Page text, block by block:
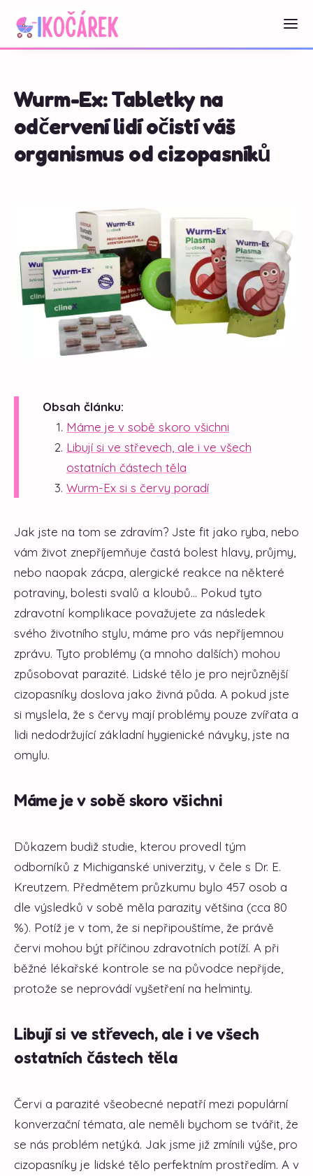
Wurm-Ex: Tabletky na
odčervení lidí očistí váš
organismus od cizopasníků
Obsah článku:
Máme je v sobě skoro všichni
Libují si ve střevech, ale i ve všech
ostatních částech těla
Wurm-Ex si s červy poradí
Jak jste na tom se zdravím? Jste fit jako ryba, nebo
vám život znepříjemňuje častá bolest hlavy, průjmy,
nebo naopak zácpa, alergické reakce na některé
potraviny, bolesti svalů a kloubů... Pokud tyto
zdravotní komplikace považujete za následek
svého životního stylu, máme pro vás nepříjemnou
zprávu. Tyto problémy (a mnoho dalších) mohou
způsobovat parazité. Lidské tělo je pro nejrůznější
cizopasníky doslova jako živná půda. A pokud jste
si myslela, že s červy mají problémy pouze zvířata a
lidi nedodržující základní hygienické návyky, jste na
omylu.
Máme je v sobě skoro všichni
Důkazem budiž studie, kterou provedl tým
odborníků z Michiganské univerzity, v čele s Dr. E.
Kreutzem. Předmětem průzkumu bylo 457 osob a
dle výsledků v sobě měla parazity většina (cca 80
%). Potíž je v tom, že si nepřipouštíme, že právě
červi mohou být příčinou zdravotních potíží. A při
běžné lékařské kontrole se na původce nepřijde,
protože se neprovádí vyšetření na helminty.
Libují si ve střevech, ale i ve všech
ostatních částech těla
Červi a parazité všeobecné nepatří mezi populární
konverzační témata, ale neměli bychom se tvářit, že
se nás problém netýká. Jak jsme již zmínili výše, pro
cizopasníky je lidské tělo perfektním prostředím. A v